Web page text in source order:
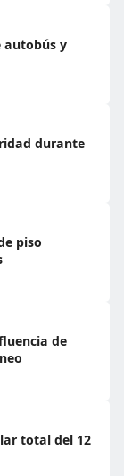
autobús y
durante
piso
de
total del 12